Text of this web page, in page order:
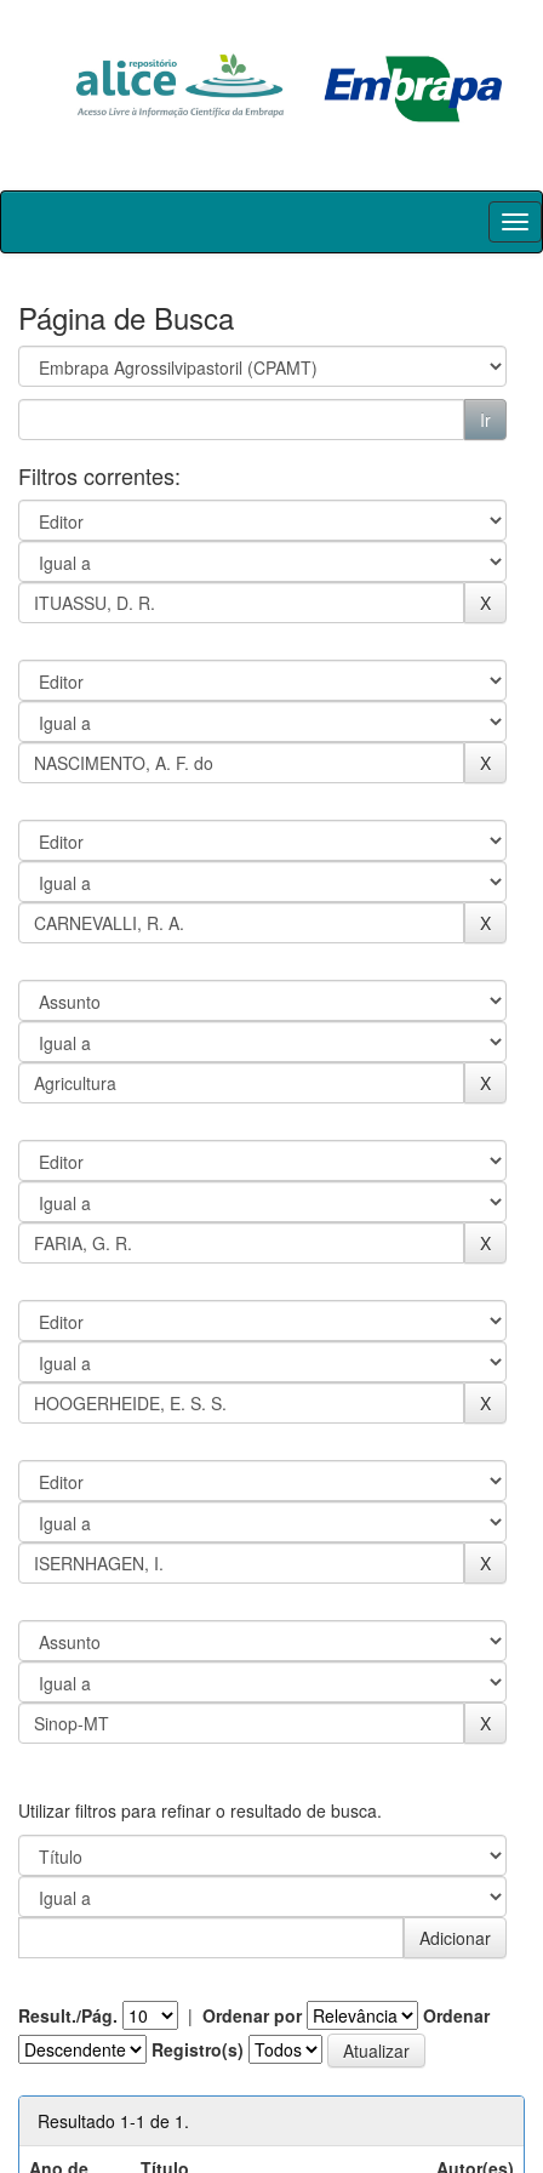
Skip
Página de Busca
Filtros correntes:
Utilizar filtros para refinar o resultado de busca.
Result./Pág. | Ordenar por
Ordenar
Registro(s)
Resultado 1-1 de 1.
Ano de
Título Autor(es)